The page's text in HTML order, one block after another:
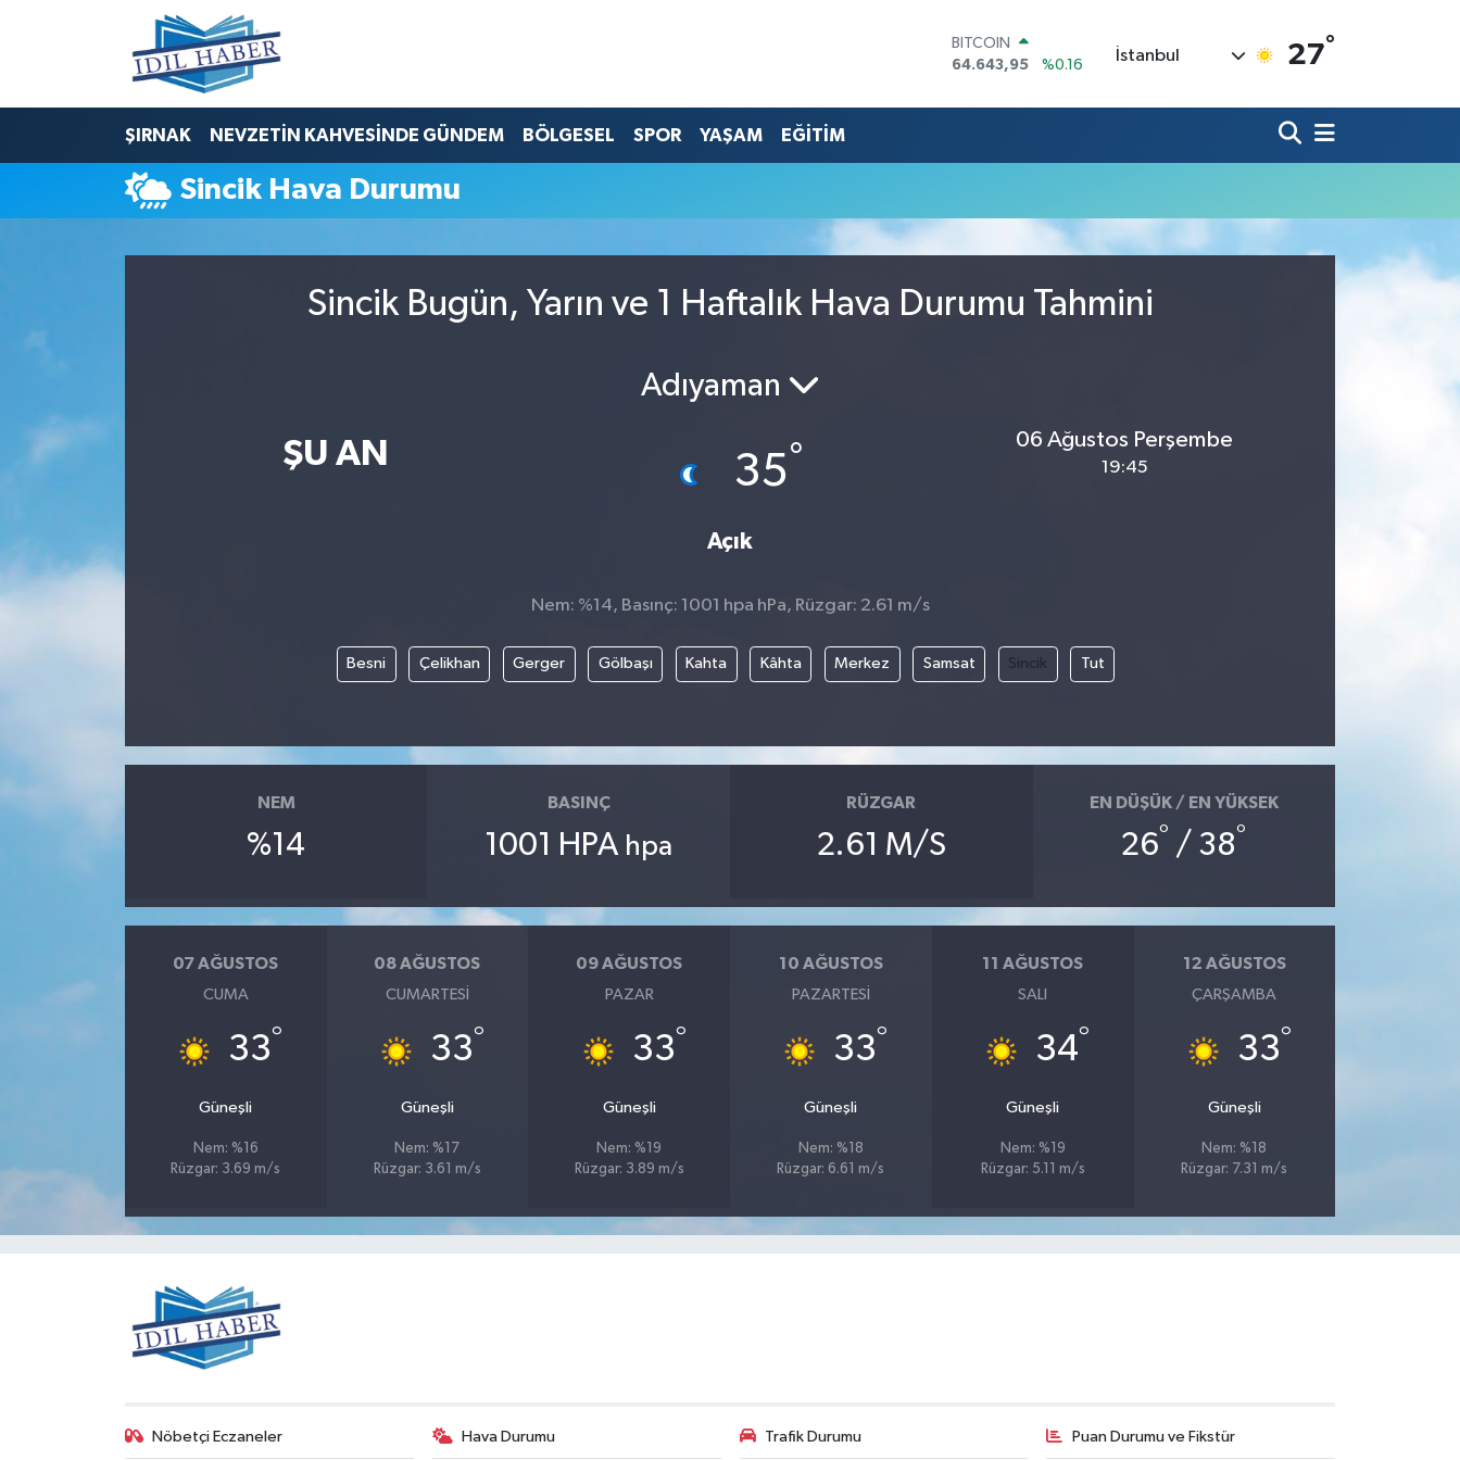
BITCOIN
64.643,95
%0.16
47,6006
%0.06
GRAM ALTIN
BİST100
İstanbul 27°
ŞIRNAK NEVZETİN KAHVESİNDE GÜNDEM BÖLGESEL SPOR YAŞAM EĞİTİM
Sincik Hava Durumu
Sincik Bugün, Yarın ve 1 Haftalık Hava Durumu Tahmini
ŞU AN
Adıyaman
35°
Açık
06 Ağustos Perşembe
19:45
Nem: %14, Basınç: 1001 hpa hPa, Rüzgar: 2.61 m/s
Besni Çelikhan Gerger Gölbaşı Kahta Kâhta Merkez Samsat Sincik Tut
NEM
%14
BASINÇ
1001 HPA hpa
RÜZGAR
2.61 M/S
EN DÜŞÜK / EN YÜKSEK
26° / 38°
07 AĞUSTOS
CUMA
33°
Güneşli
Nem: %16
Rüzgar: 3.69 m/s
08 AĞUSTOS
CUMARTESI
33°
Güneşli
Nem: %17
Rüzgar: 3.61 m/s
09 AĞUSTOS
PAZAR
33°
Güneşli
Nem: %19
Rüzgar: 3.89 m/s
10 AĞUSTOS
PAZARTESI
33°
Güneşli
Nem: %18
Rüzgar: 6.61 m/s
11 AĞUSTOS
SALI
34°
Güneşli
Nem: %19
Rüzgar: 5.11 m/s
12 AĞUSTOS
ÇARŞAMBA
33°
Güneşli
Nem: %18
Rüzgar: 7.31 m/s
Nöbetçi Eczaneler Hava Durumu Trafik Durumu Puan Durumu ve Fikstür
Nöbetçi Eczaneler
Hava Durumu
Trafik Durumu
Haber Arşivi